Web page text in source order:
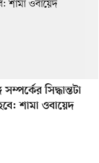
সিদ্ধান্তটা
শামা ওবায়েদ